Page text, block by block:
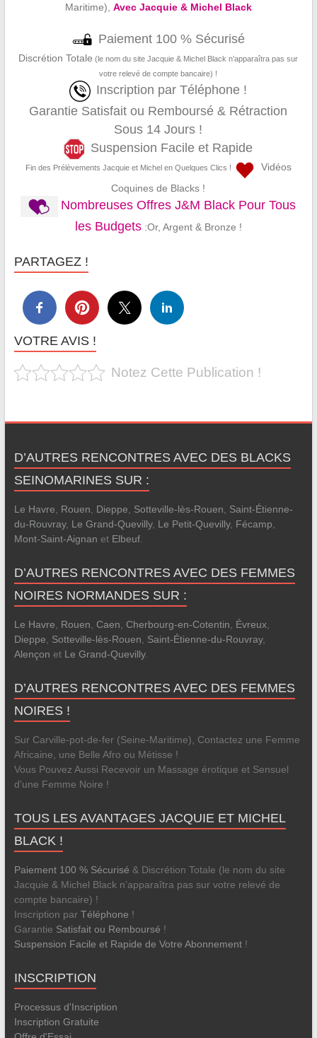
Maritime), Avec Jacquie & Michel Black
Paiement 100 % Sécurisé
Discrétion Totale (le nom du site Jacquie & Michel Black n’apparaîtra pas sur
votre relevé de compte bancaire) !
Inscription par Téléphone !
Garantie Satisfait ou Remboursé & Rétraction
Sous 14 Jours !
Suspension Facile et Rapide
Fin des Prélèvements Jacquie et Michel en Quelques Clics !
Vidéos
Coquines de Blacks !
Nombreuses Offres J&M Black Pour Tous
les Budgets:Or, Argent & Bronze !
PARTAGEZ !
VOTRE AVIS !
Notez Cette Publication !
D’AUTRES RENCONTRES AVEC DES BLACKS
SEINOMARINES SUR :
Le Havre Rouen Dieppe Sotteville-lès-Rouen
Saint-Étienne-
du-Rouvray, Le Grand-Quevilly, Le Petit-Quevilly, Fécamp
Mont-Saint-Aignan et Elbeuf.
D’AUTRES RENCONTRES AVEC DES FEMMES
NOIRES NORMANDES SUR :
Le Havre Rouen Caen Cherbourg-en-Cotentin Évreux,
Dieppe
Sotteville-lès-Rouen Saint-Étienne-du-Rouvray,
Alençon et Le Grand-Quevilly.
D’AUTRES RENCONTRES AVEC DES FEMMES
NOIRES !
Sur Carville-pot-de-fer (Seine-Maritime), Contactez une Femme
Africaine, une Belle Afro ou Métisse !
Vous Pouvez Aussi Recevoir un Massage érotique et Sensuel
d'une Femme Noire !
TOUS LES AVANTAGES JACQUIE ET MICHEL
BLACK !
Paiement 100 % Sécurisé & Discrétion Totale (le nom du site
Jacquie & Michel Black n’apparaîtra pas sur votre relevé de
compte bancaire) !
Inscription par Téléphone !
Garantie Satisfait ou Remboursé !
Suspension Facile et Rapide de Votre Abonnement!
INSCRIPTION
Processus d'Inscription
Inscription Gratuite